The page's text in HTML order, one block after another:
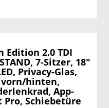
Edition 2.0 TDI
7-Sitzer, 18"
Privacy-Glas,
vorn/hinten,
App-
Pro, Schiebetüre